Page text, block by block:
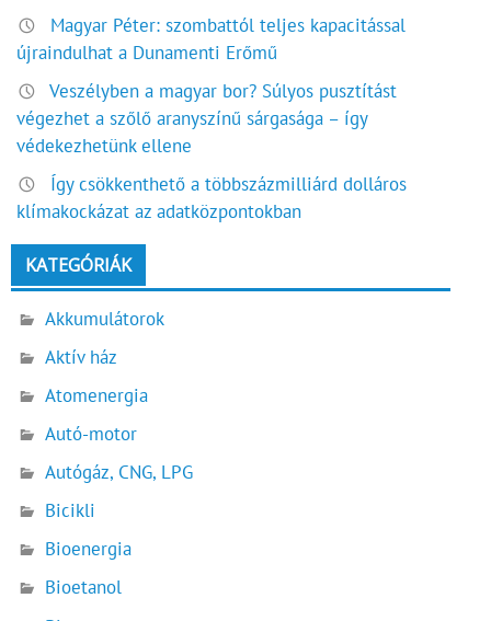
Magyar Péter: szombattól teljes kapacitással
újraindulhat a Dunamenti Erőmű
Veszélyben a magyar bor? Súlyos pusztítást
végezhet a szőlő aranyszínű sárgasága – így
védekezhetünk ellene
Így csökkenthető a többszázmilliárd dolláros
klímakockázat az adatközpontokban
KATEGÓRIÁK
Akkumulátorok
Aktív ház
Atomenergia
Autó-motor
Autógáz, CNG, LPG
Bicikli
Bioenergia
Bioetanol